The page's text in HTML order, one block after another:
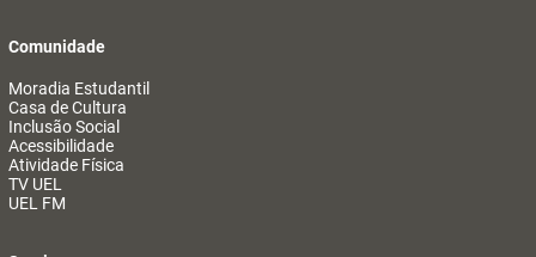
Comunidade
Moradia Estudantil
Casa de Cultura
Inclusão Social
Acessibilidade
Atividade Física
TV UEL
UEL FM